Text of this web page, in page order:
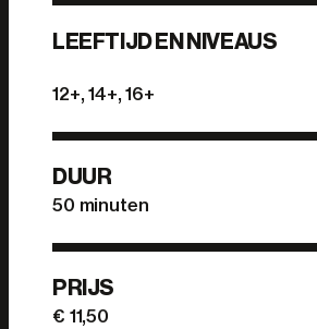
LEEFTIJD EN NIVEAUS
12+, 14+, 16+
DUUR
50 minuten
PRIJS
€ 11,50